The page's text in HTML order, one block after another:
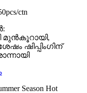
ctn
മുൻകൂറായി,
ഷിപ്പിംഗിന്